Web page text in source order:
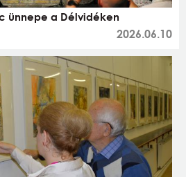
ünnepe a Délvidéken
2026.06.10